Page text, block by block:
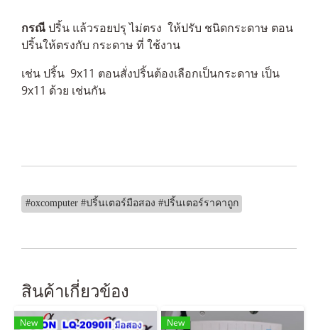
กรณีปริ้น แล้วรอยปรุ ไม่ตรง ให้ปรับ ชนิดกระดาษ ตอน
ปริ้นให้ตรงกับ กระดาษ ที่ ใช้งาน
เช่น ปริ้น 9x11 ตอนสั่งปริ้นต้องเลือกเป็นกระดาษ เป็น
9x11 ด้วย เช่นกัน
#oxcomputer #ปริ้นเตอร์มือสอง #ปริ้นเตอร์ราคาถูก
สินค้าเกี่ยวข้อง
New New